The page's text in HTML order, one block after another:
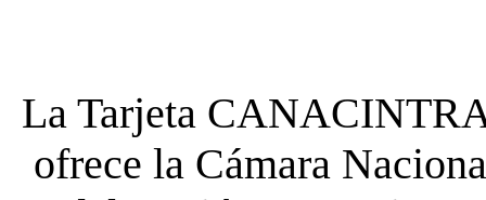
La Tarjeta
ofrece la Cámara